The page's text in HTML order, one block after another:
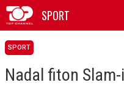
SPORT
SPORT
Nadal fiton